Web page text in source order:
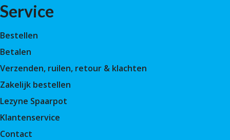
Service
Bestellen
Betalen
Verzenden, ruilen, retour & klachten
Zakelijk bestellen
Lezyne Spaarpot
Klantenservice
Contact